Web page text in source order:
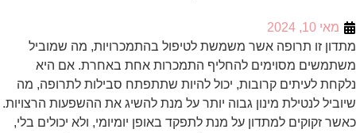
מאי 10, 2024
מתדון זו תרופה אשר משמשת לטיפול בהתמכרויות, מה שמוביל
משתמשים מסוימים להחליף התמכרות אחת באחרת. אם היא
נלקחת לעיתים קרובות, יכול להיות שתתפתח סבילות לתרופה, מה
שיוביל לנטילת מינון גבוה יותר על מנת להשיג את ההשפעות הרצויות.
כאשר זקוקים למתדון על מנת לתפקד באופן יומיומי, ולא יכולים בלי,